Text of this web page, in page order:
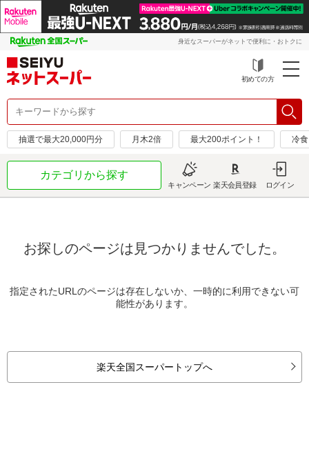
身近なスーパーがネットで便利に・おトクに
初めての方
抽選で最大20,000円分 月木2倍 最大200ポイント！ 冷
カテゴリから探す
キャンペーン 楽天会員登録 ログイン
お探しのページは見つかりませんでした。
指定されたURLのページは存在しないか、一時的に利用できない可
能性があります。
楽天全国スーパートップへ